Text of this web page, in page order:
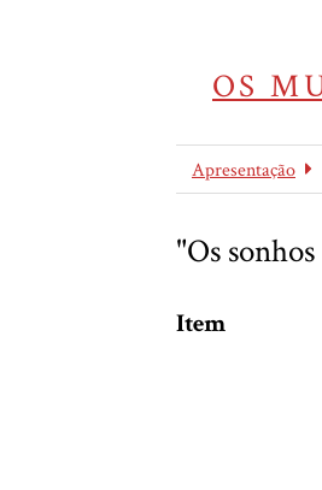
OS
Apresentação
"Os
Item